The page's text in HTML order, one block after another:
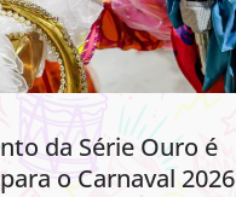
da Série Ouro é
o Carnaval 2026